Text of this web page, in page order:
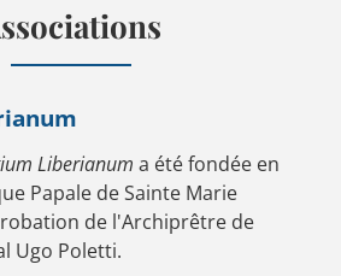
Liberianum a été fondée en
Papale de Sainte Marie
de l'Archiprêtre de
Ugo Poletti.